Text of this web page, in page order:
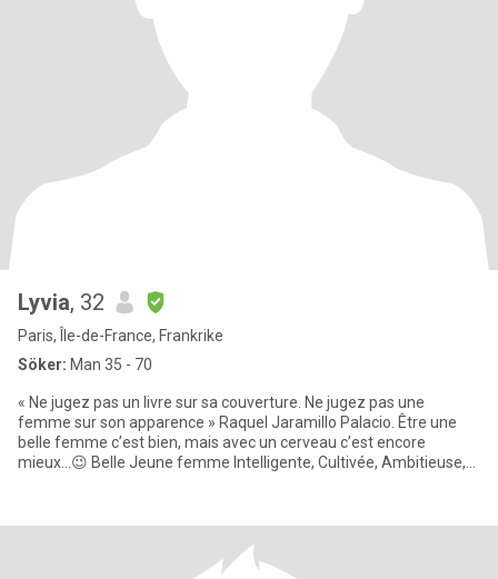
Lyvia, 32
Paris, Île-de-France, Frankrike
Söker: Man 35 - 70
« Ne jugez pas un livre sur sa couverture. Ne jugez pas une
femme sur son apparence » Raquel Jaramillo Palacio. Être une
belle femme c’est bien, mais avec un cerveau c’est encore
mieux…😉 Belle Jeune femme Intelligente, Cultivée, Ambitieuse,